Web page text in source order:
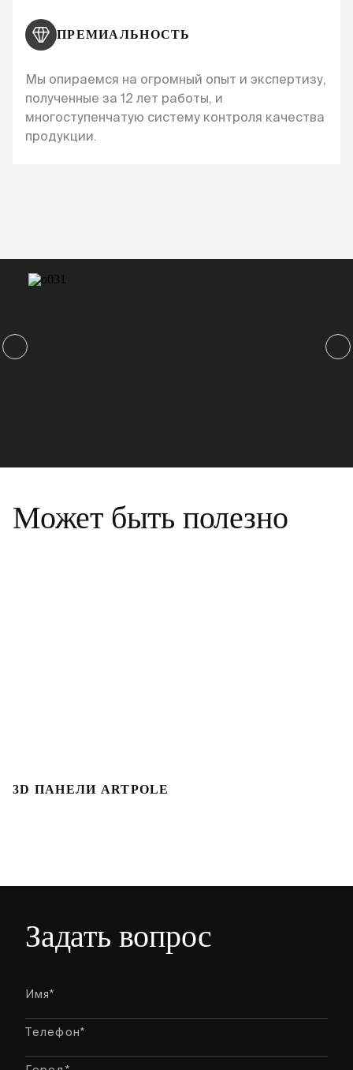
ПРЕМИАЛЬНОСТЬ
Мы опираемся на огромный опыт и экспертизу,
полученные за 12 лет работы, и
многоступенчатую систему контроля качества
продукции.
Может быть полезно
3D ПАНЕЛИ ARTPOLE
Задать вопрос